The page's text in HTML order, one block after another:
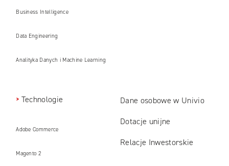
Business Intelligence
Data Engineering
Analityka Danych i Machine Learning
Technologie
Adobe Commerce
Magento 2
Dane osobowe w Univio
Dotacje unijne
Relacje Inwestorskie